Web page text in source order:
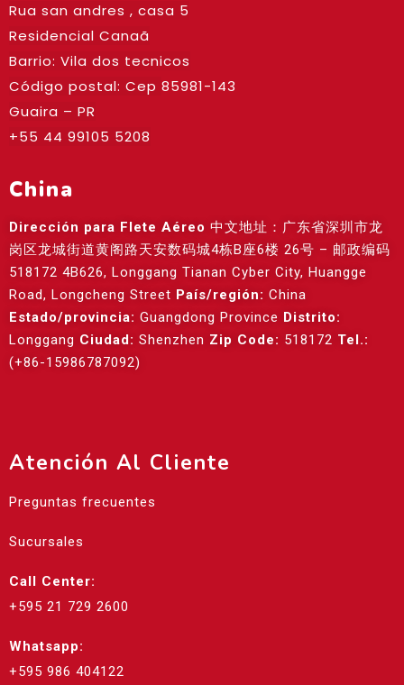
Rua san andres , casa 5
Residencial Canaã
Barrio: Vila dos tecnicos
Código postal: Cep 85981-143
Guaira – PR
+55 44 99105 5208
China
Dirección para Flete Aéreo 中文地址：广东省深圳市龙
岗区龙城街道黄阁路天安数码城4栋B座6楼 26号 – 邮政编码
518172 4B626, Longgang Tianan Cyber City, Huangge
Road, Longcheng Street País/región: China
Estado/provincia: Guangdong Province Distrito:
Longgang Ciudad: Shenzhen Zip Code: 518172 Tel.:
(+86-15986787092)
Atención Al Cliente
Preguntas frecuentes
Sucursales
Call Center:
+595 21 729 2600
Whatsapp:
+595 986 404122